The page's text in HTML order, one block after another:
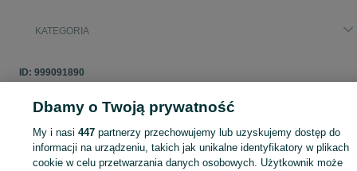
KATEGORIA
ID: 999091890
Zaloguj się lub załóż konto na OLX, aby skontaktować się z
sprzedającym
Dbamy o Twoją prywatność
My i nasi447 partnerzy przechowujemy lub uzyskujemy dostęp do
informacji na urządzeniu, takich jak unikalne identyfikatory w plikach
cookie w celu przetwarzania danych osobowych. Użytkownik może